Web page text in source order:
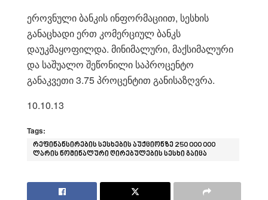
ეროვნული ბანკის ინფორმაციით, სესხის
განაცხადი ერთ კომერციულ ბანკს
დაუკმაყოფილდა. მინიმალური, მაქსიმალური
და საშუალო შეწონილი საპროცენტო
განაკვეთი 3.75 პროცენტით განისაზღვრა.
10.10.13
Tags:
რეფინანსირების სესხების აუქციონზე 250 000 000
ლარის ნომინალური ღირებულების სესხი გაიცა